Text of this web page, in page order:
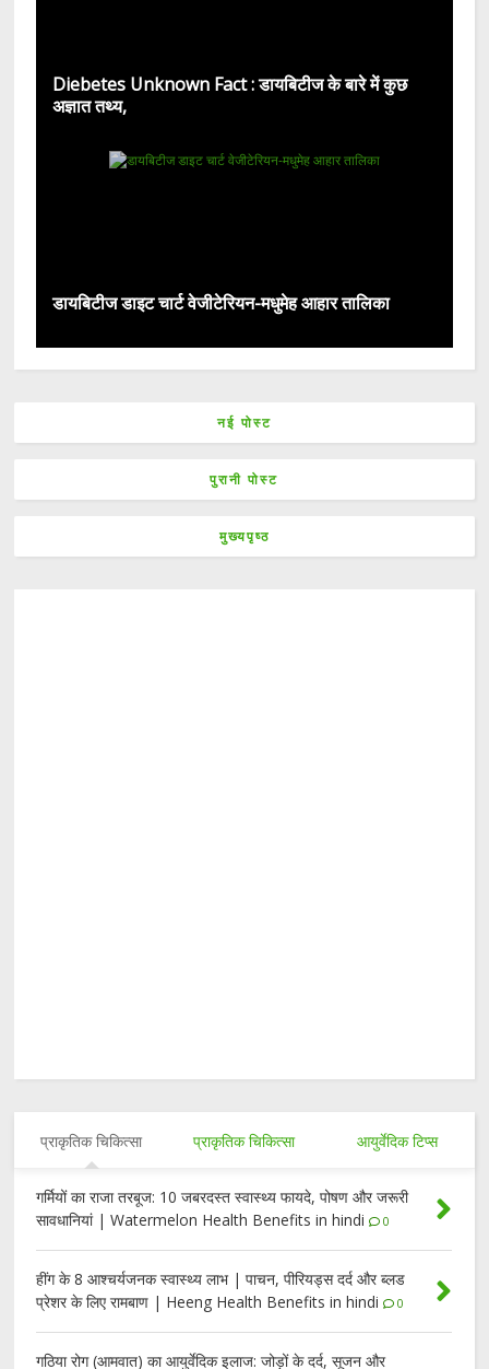
Diebetes Unknown Fact : डायबिटीज के बारे में कुछ
अज्ञात तथ्य,
डायबिटीज डाइट चार्ट वेजीटेरियन-मधुमेह आहार तालिका
नई पोस्ट
पुरानी पोस्ट
मुख्यपृष्ठ
प्राकृतिक चिकित्सा प्राकृतिक चिकित्सा आयुर्वेदिक टिप्स
गर्मियों का राजा तरबूज: 10 जबरदस्त स्वास्थ्य फायदे, पोषण और जरूरी
सावधानियां | Watermelon Health Benefits in hindi
0
हींग के 8 आश्चर्यजनक स्वास्थ्य लाभ | पाचन, पीरियड्स दर्द और ब्लड
प्रेशर के लिए रामबाण | Heeng Health Benefits in hindi
0
गठिया रोग (आमवात) का आयुर्वेदिक इलाज: जोड़ों के दर्द, सूजन और